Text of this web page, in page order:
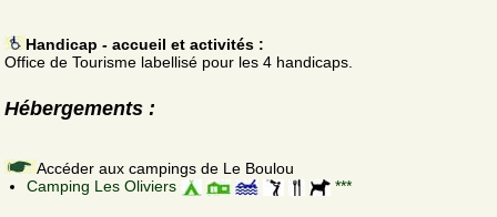
Handicap - accueil et activités :
Office de Tourisme labellisé pour les 4 handicaps.
Hébergements :
Accéder aux campings de Le Boulou
Camping Les Oliviers
***